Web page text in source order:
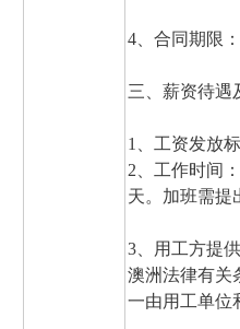
4、合同期限
三、薪资待遇
1、工资发放
2、工作时间
天。加班需提
3、用工方提
澳洲法律有关
一由用工单位